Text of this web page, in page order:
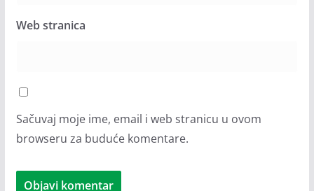
Web stranica
Sačuvaj moje ime, email i web stranicu u ovom
browseru za buduće komentare.